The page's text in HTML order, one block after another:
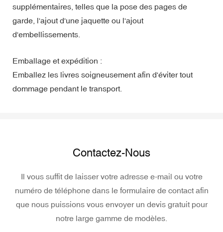
supplémentaires, telles que la pose des pages de
garde, l'ajout d'une jaquette ou l'ajout
d'embellissements.
Emballage et expédition :
Emballez les livres soigneusement afin d'éviter tout
dommage pendant le transport.
Contactez-Nous
Il vous suffit de laisser votre adresse e-mail ou votre
numéro de téléphone dans le formulaire de contact afin
que nous puissions vous envoyer un devis gratuit pour
notre large gamme de modèles.